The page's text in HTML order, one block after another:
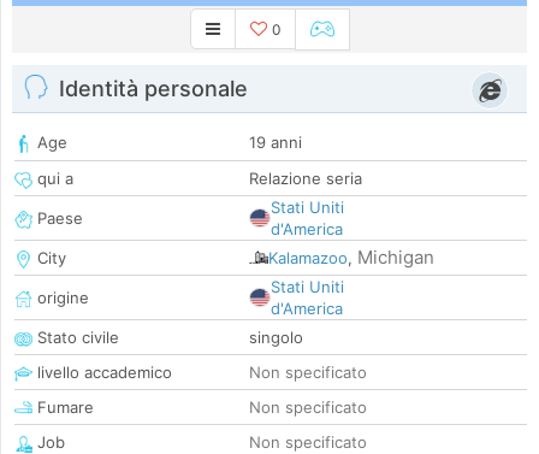
0
Identità personale
Age
19 anni
qui a
Relazione seria
Paese
Stati Uniti
d'America
City
Kalamazoo, Michigan
origine
Stati Uniti
d'America
Stato civile
singolo
livello accademico
Non specificato
Fumare
Non specificato
Job
Non specificato